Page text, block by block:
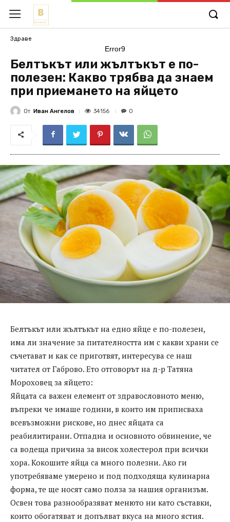
Здраве
Error9
Белтъкът или жълтъкът е по-
полезен: Какво трябва да знаем
при приемането на яйцето
От Иван Ангелов 34156 0
Белтъкът или жълтъкът на едно яйце е по-полезен,
има ли значение за питателността им с какви храни се
съчетават и как се приготвят, интересува се наш
читател от Габрово. Ето отговорът на д-р Татяна
Мороховец за яйцето:
Яйцата са важен елемент от здравословното меню,
въпреки че имаше години, в които им приписваха
всевъзможни рискове, но днес яйцата са
реабилитирани. Отпадна и основното обвинение, че
са водеща причина за висок холестерол при всички
хора. Кокошите яйца са много полезни. Ако ги
употребяваме умерено и под подходяща кулинарна
форма, те ще носят само полза за нашия организъм.
Освен това разнообразяват менюто ни като съставки,
които обогатяват и допълват вкуса на много ястия.